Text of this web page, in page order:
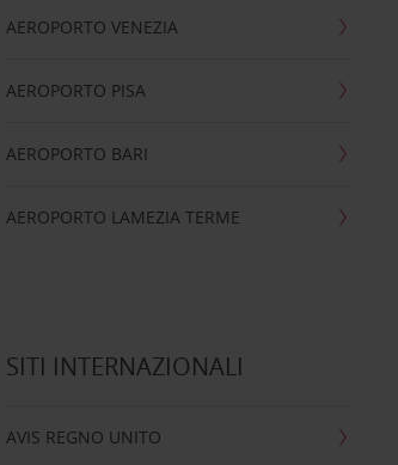
AEROPORTO VENEZIA
AEROPORTO PISA
AEROPORTO BARI
AEROPORTO LAMEZIA TERME
SITI INTERNAZIONALI
AVIS REGNO UNITO